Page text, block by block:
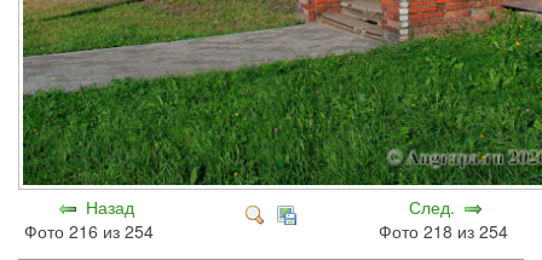
Назад
Фото 216 из 254
След.
Фото 218 из 254